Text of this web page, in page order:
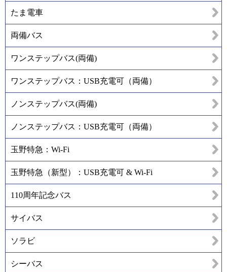
たま電車
両備バス
ワンステップバス(両備)
ワンステップバス：USB充電可（両備）
ノンステップバス(両備)
ノンステップバス：USB充電可（両備）
玉野特急：Wi-Fi
玉野特急（新型）：USB充電可 & Wi-Fi
110周年記念バス
サイバス
ソラビ
シーバス